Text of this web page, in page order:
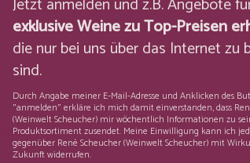
exklusive Weine zu Top-Preisen
die nur bei uns über das Internet zu
sind.
Durch Angabe meiner E-Mail-Adresse und Anklicken des
"anmelden" erkläre ich mich damit einverstanden, dass
(Weinwelt Scheucher) mir wöchentlich Informationen zu
Produktsortiment zusendet. Meine Einwilligung kann ich
gegenüber René Scheucher (Weinwelt Scheucher) mit
Zukunft widerrufen.